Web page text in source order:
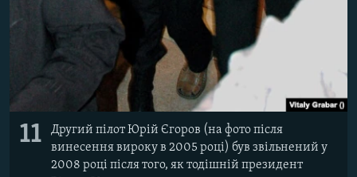
11
Другий пілот Юрій Єгоров (на фото після
винесення вироку в 2005 році) був звільнений у
2008 році після того, як тодішній президент